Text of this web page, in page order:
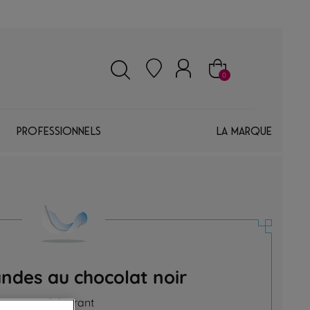
0
Professionnels La marque
au chocolat noir
avec édulcorant